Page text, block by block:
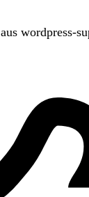
aus wordpress-